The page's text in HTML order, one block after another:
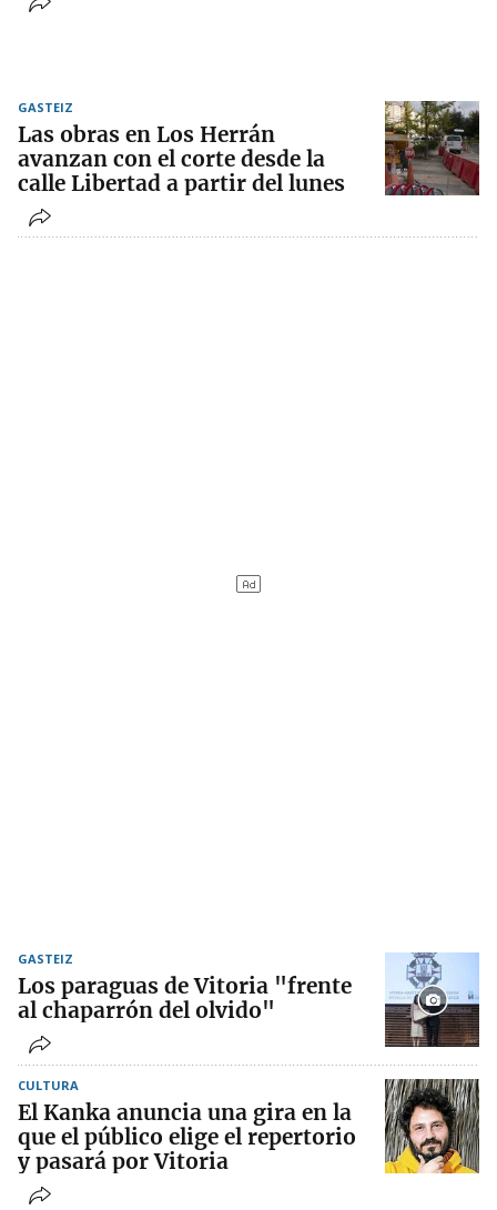
GASTEIZ
Las obras en Los Herrán
avanzan con el corte desde la
calle Libertad a partir del lunes
GASTEIZ
Los paraguas de Vitoria "frente
al chaparrón del olvido"
CULTURA
El Kanka anuncia una gira en la
que el público elige el repertorio
y pasará por Vitoria